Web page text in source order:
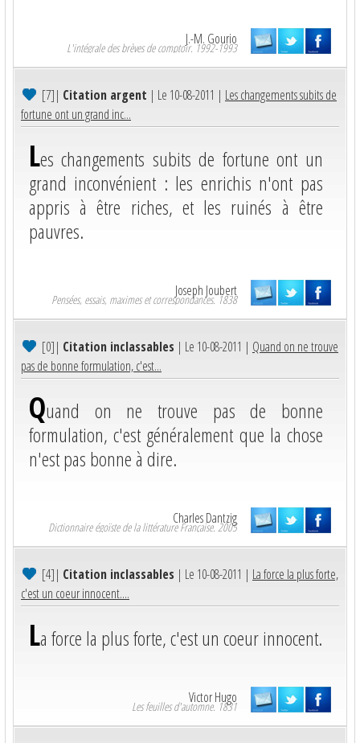
J.-M. Gourio
L'intégrale des brèves de comptoir. 1992-1993
[7]| Citation argent | Le 10-08-2011 | Les changements subits de
fortune ont un grand inc...
Les changements subits de fortune ont un
grand inconvénient : les enrichis n'ont pas
appris à être riches, et les ruinés à être
pauvres.
Joseph Joubert
Pensées, essais, maximes et correspondances. 1838
[0]| Citation inclassables | Le 10-08-2011 | Quand on ne trouve
pas de bonne formulation, c'est...
Quand on ne trouve pas de bonne
formulation, c'est généralement que la chose
n'est pas bonne à dire.
Charles Dantzig
Dictionnaire égoïste de la littérature Française. 2005
[4]| Citation inclassables | Le 10-08-2011 | La force la plus forte,
c'est un coeur innocent....
La force la plus forte, c'est un coeur innocent.
Victor Hugo
Les feuilles d'automne. 1831